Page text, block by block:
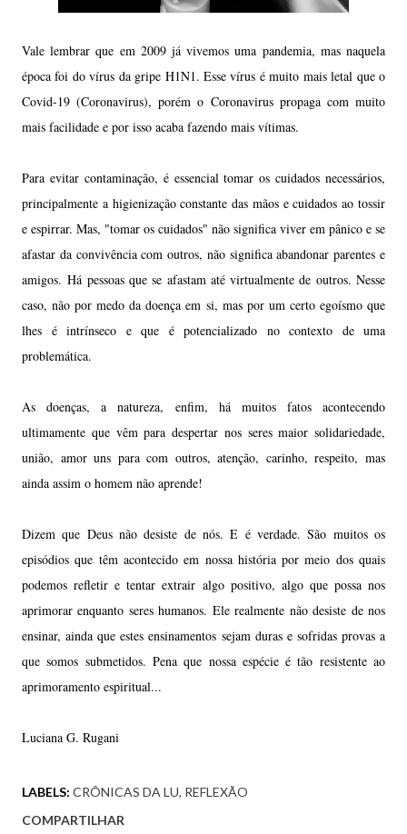
Vale lembrar que em 2009 já vivemos uma pandemia, mas naquela
época foi do vírus da gripe H1N1. Esse vírus é muito mais letal que o
Covid-19 (Coronavirus), porém o Coronavirus propaga com muito
mais facilidade e por isso acaba fazendo mais vítimas.
Para evitar contaminação, é essencial tomar os cuidados necessários,
principalmente a higienização constante das mãos e cuidados ao tossir
e espirrar. Mas, "tomar os cuidados" não significa viver em pânico e se
afastar da convivência com outros, não significa abandonar parentes e
amigos.Há pessoas que se afastam até virtualmente de outros. Nesse
caso, não por medo da doença em si, mas por um certo egoísmo que
lhes é intrínseco e que é potencializado no contexto de uma
problemática.
As doenças, a natureza, enfim, há muitos fatos acontecendo
ultimamente que vêm para despertar nos seres maior solidariedade,
união, amor uns para com outros, atenção, carinho, respeito, mas
ainda assim o homem não aprende!
Dizem que Deus não desiste de nós. E é verdade. São muitos os
episódios que têm acontecido em nossa história por meio dos quais
podemos refletir e tentar extrair algo positivo, algo que possa nos
aprimorar enquanto seres humanos. Ele realmente não desiste de nos
ensinar, ainda que estes ensinamentos sejam duras e sofridas provas a
que somos submetidos. Pena que nossa espécie é tão resistente ao
aprimoramento espiritual...
Luciana G. Rugani
LABELS: CRÔNICAS DA LU REFLEXÃO
COMPARTILHAR